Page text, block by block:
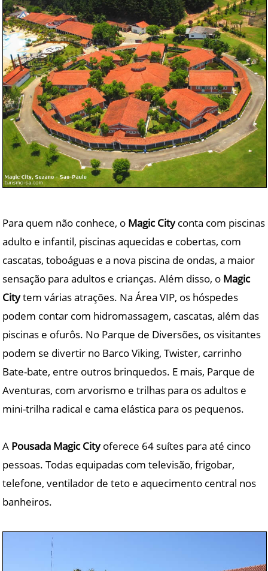
Para quem não conhece, o Magic Cityconta com piscinas
adulto e infantil, piscinas aquecidas e cobertas, com
cascatas, toboáguas e a nova piscina de ondas, a maior
sensação para adultos e crianças. Além disso, o Magic
Citytem várias atrações. Na Área VIP, os hóspedes
podem contar com hidromassagem, cascatas, além das
piscinas e ofurôs. No Parque de Diversões, os visitantes
podem se divertir no Barco Viking, Twister, carrinho
Bate-bate, entre outros brinquedos. E mais, Parque de
Aventuras, com arvorismo e trilhas para os adultos e
mini-trilha radical e cama elástica para os pequenos.
A Pousada Magic Cityoferece 64 suítes para até cinco
pessoas. Todas equipadas com televisão, frigobar,
telefone, ventilador de teto e aquecimento central nos
banheiros.